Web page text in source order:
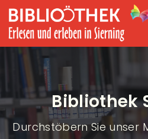
Direkt zum
Bibliothek
Durchstöbern Sie unser